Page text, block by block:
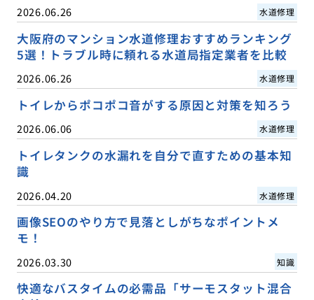
2026.06.26 水道修理
大阪府のマンション水道修理おすすめランキング
5選！トラブル時に頼れる水道局指定業者を比較
2026.06.26 水道修理
トイレからポコポコ音がする原因と対策を知ろう
2026.06.06 水道修理
トイレタンクの水漏れを自分で直すための基本知
識
2026.04.20 水道修理
画像SEOのやり方で見落としがちなポイントメ
モ！
2026.03.30 知識
快適なバスタイムの必需品「サーモスタット混合